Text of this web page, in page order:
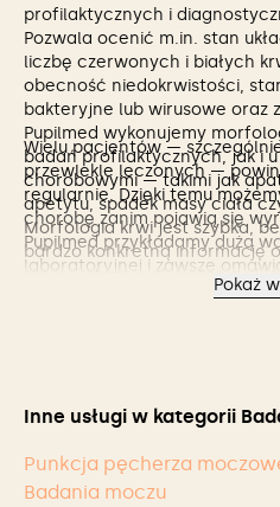
profilaktycznych i
Pozwala ocenić m.in. stan
liczbę czerwonych i białych
obecność niedokrwistości,
bakteryjne lub wirusowe oraz
Pupilmed wykonujemy
badań profilaktycznych, jak i
chorobowymi — takimi jak
apetytu, spadek masy ciała
Morfologia krwi jest szybka,
bardzo konkretną informację
szpiku i stopniu obciążenia
Wielu pacjentów —
przewlekle leczonych —
regularnie. Dzięki temu
chorobę zanim pojawią się
Pupilmed przykładamy dużą
laboratoryjnej i zawsze
zrozumiały, przystępnyPokaż
Inne usługi w kategorii
Punkcja pęcherza
Badania moczu